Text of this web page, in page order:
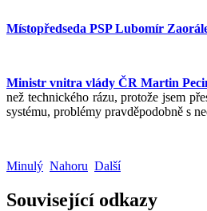
Místopředseda PSP Lubomír
Ministr vnitra vlády ČR Martin
než technického rázu, protože jsem
systému, problémy pravděpodobně s
Minulý Nahoru Další
Související odkazy